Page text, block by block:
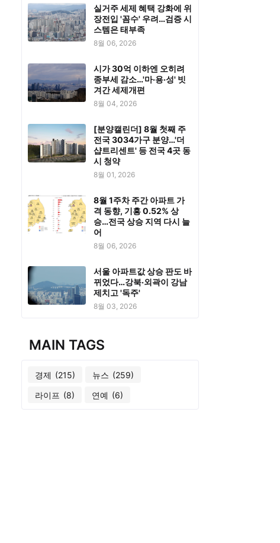
실거주 세제 혜택 강화에 위
장전입 '꼼수' 우려…검증 시
스템은 태부족
8월 06, 2026
시가 30억 이하엔 오히려
종부세 감소…'마·용·성' 빗
겨간 세제개편
8월 04, 2026
[분양캘린더] 8월 첫째 주
전국 3034가구 분양…'더
샵트리센트' 등 전국 4곳 동
시 청약
8월 01, 2026
8월 1주차 주간 아파트 가
격 동향, 기흥 0.52% 상
승…전국 상승 지역 다시 늘
어
8월 06, 2026
서울 아파트값 상승 판도 바
뀌었다…강북·외곽이 강남
제치고 '독주'
8월 03, 2026
MAIN TAGS
경제 (215) 뉴스 (259)
라이프 (8) 연예 (6)